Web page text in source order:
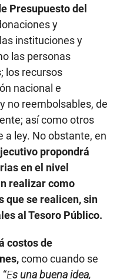
nacional e
reembolsables, de
así como otros
ley. No obstante, en
propondrá
en el nivel
realizar como
que se realicen, sin
al Tesoro Público.
costos de
como cuando se
s una buena idea,
de manera ordenada y
seguro al inicio
No debería